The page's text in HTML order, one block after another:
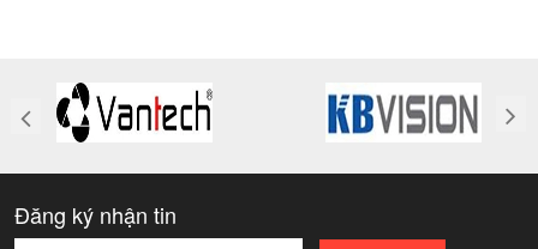
Đăng ký nhận tin